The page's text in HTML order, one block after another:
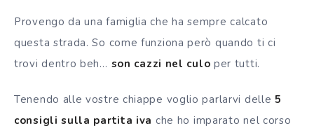
Provengo da una famiglia che ha sempre calcato
questa strada. So come funziona però quando ti ci
trovi dentro beh… son cazzi nel culo per tutti.
Tenendo alle vostre chiappe voglio parlarvi delle 5
consigli sulla partita iva che ho imparato nel corso